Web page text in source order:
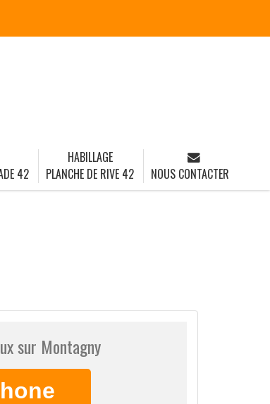
42
HABILLAGE
PLANCHE DE RIVE 42
NOUS CONTACTER
sur Montagny